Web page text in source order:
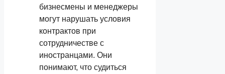
бизнесмены и менеджеры
могут нарушать условия
контрактов при
сотрудничестве с
иностранцами. Они
понимают, что судиться